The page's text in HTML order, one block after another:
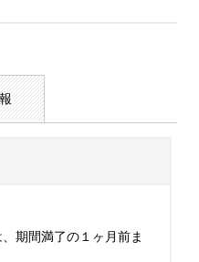
期間満了の１ヶ月前ま